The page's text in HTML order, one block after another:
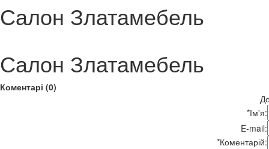
Салон Златамебель
Салон Златамебель
Коментарі (0)
*Ім'я:
E-mail:
*Коментарій: